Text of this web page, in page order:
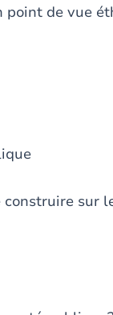
point de vue
sur